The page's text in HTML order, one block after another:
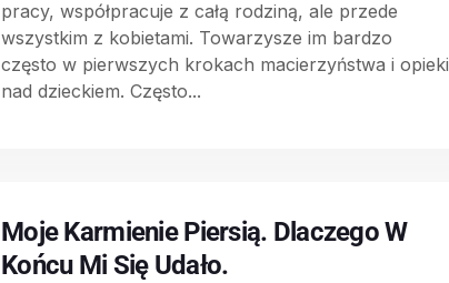
pracy, współpracuje z całą rodziną, ale przede
wszystkim z kobietami. Towarzysze im bardzo
często w pierwszych krokach macierzyństwa i opieki
nad dzieckiem. Często...
Moje Karmienie Piersią. Dlaczego W
Końcu Mi Się Udało.